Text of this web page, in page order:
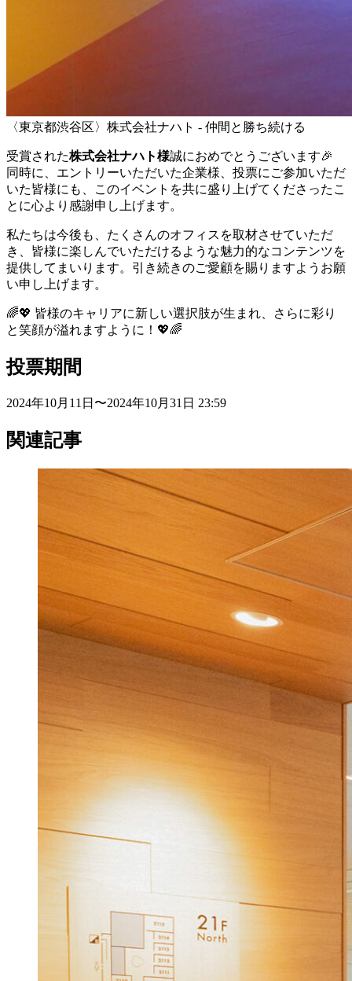
〈東京都渋谷区〉株式会社ナハト - 仲間と勝ち続ける
受賞された株式会社ナハト様誠におめでとうございます🎉
同時に、エントリーいただいた企業様、投票にご参加いただ
いた皆様にも、このイベントを共に盛り上げてくださったこ
とに心より感謝申し上げます。
私たちは今後も、たくさんのオフィスを取材させていただ
き、皆様に楽しんでいただけるような魅力的なコンテンツを
提供してまいります。引き続きのご愛顧を賜りますようお願
い申し上げます。
🌈💖 皆様のキャリアに新しい選択肢が生まれ、さらに彩り
と笑顔が溢れますように！💖🌈
投票期間
2024年10月11日〜2024年10月31日 23:59
関連記事